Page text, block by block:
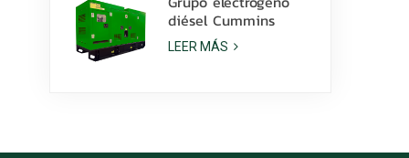
diésel Cummins
6ZTAA13-G2 de 425
kVA para aplicaciones
LEER MÁS